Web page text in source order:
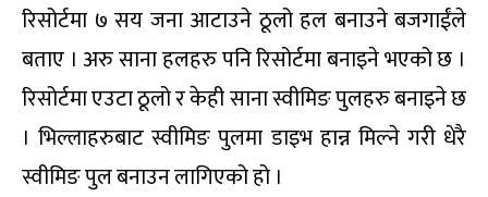
रिसोर्टमा ७ सय जना आटाउने ठूलो हल बनाउने बजगाईंले
बताए । अरु साना हलहरु पनि रिसोर्टमा बनाइने भएको छ ।
रिसोर्टमा एउटा ठूलो र केही साना स्वीमिङ पुलहरु बनाइने छ
। भिल्लाहरुबाट स्वीमिङ पुलमा डाइभ हान्न मिल्ने गरी धेरै
स्वीमिङ पुल बनाउन लागिएको हो ।